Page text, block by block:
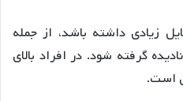
زیادی داشته باشد، از جمله
گرفته شود. در افراد بالای